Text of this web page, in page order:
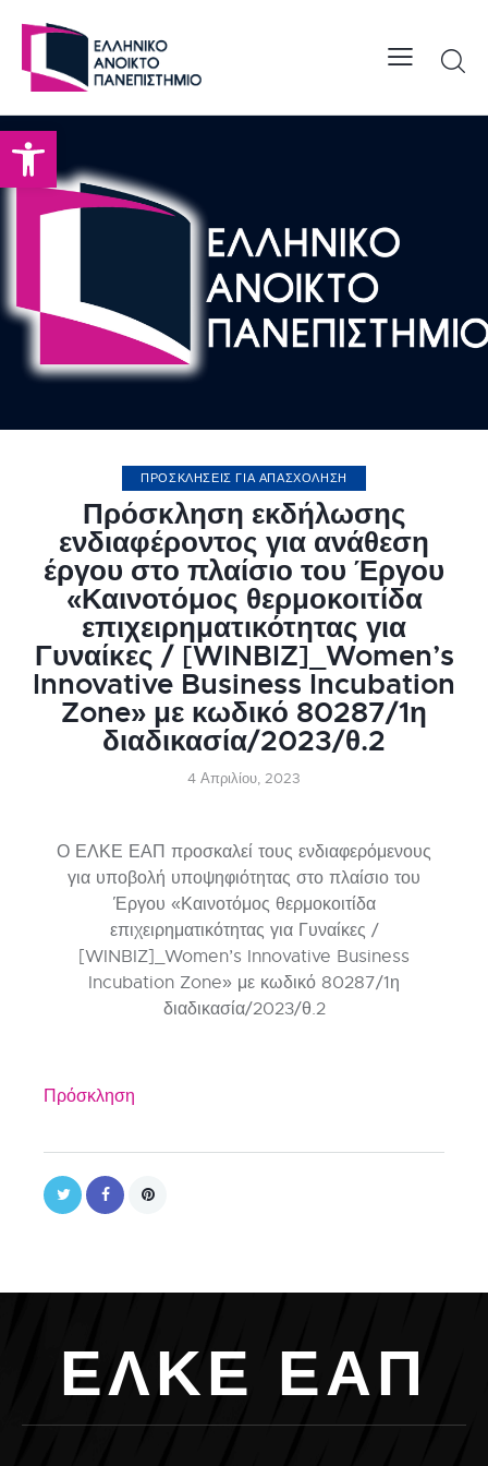
Open toolbar
ΠΡΟΣΚΛΗΣΕΙΣ ΓΙΑ ΑΠΑΣΧΟΛΗΣΗ
Πρόσκληση εκδήλωσης
ενδιαφέροντος για ανάθεση
έργου στο πλαίσιο του Έργου
«Καινοτόμος θερμοκοιτίδα
επιχειρηματικότητας για
Γυναίκες / [WINBIZ]_Women’s
Innovative Business Incubation
Zone» με κωδικό 80287/1η
διαδικασία/2023/θ.2
4 Απριλίου, 2023
Ο ΕΛΚΕ ΕΑΠ προσκαλεί τους ενδιαφερόμενους
για υποβολή υποψηφιότητας στο πλαίσιο του
Έργου «Καινοτόμος θερμοκοιτίδα
επιχειρηματικότητας για Γυναίκες /
[WINBIZ]_Women’s Innovative Business
Incubation Zone» με κωδικό 80287/1η
διαδικασία/2023/θ.2
Πρόσκληση
ΕΛΚΕ ΕΑΠ